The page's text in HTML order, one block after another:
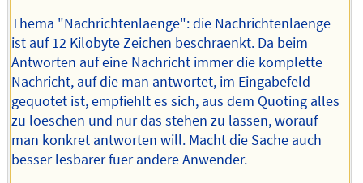
Thema "Nachrichtenlaenge": die Nachrichtenlaenge
ist auf 12 Kilobyte Zeichen beschraenkt. Da beim
Antworten auf eine Nachricht immer die komplette
Nachricht, auf die man antwortet, im Eingabefeld
gequotet ist, empfiehlt es sich, aus dem Quoting alles
zu loeschen und nur das stehen zu lassen, worauf
man konkret antworten will. Macht die Sache auch
besser lesbarer fuer andere Anwender.